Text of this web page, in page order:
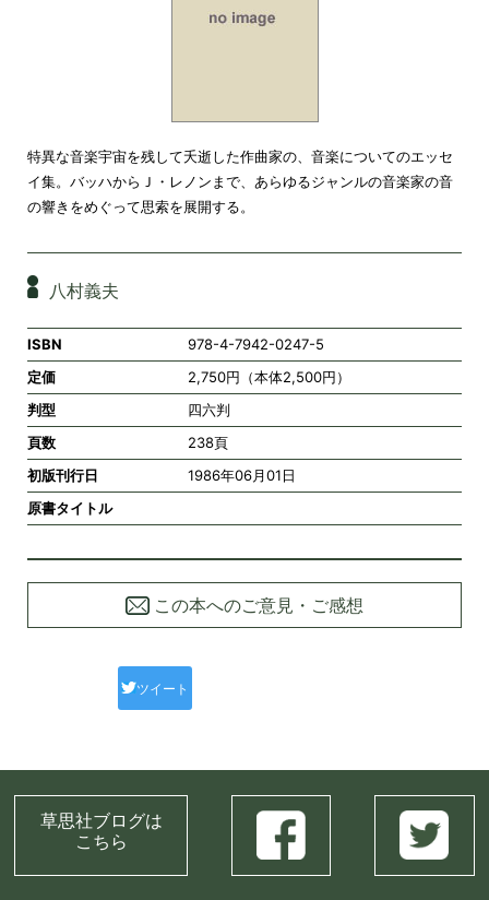
特異な音楽宇宙を残して夭逝した作曲家の、音楽についてのエッセ
イ集。バッハからＪ・レノンまで、あらゆるジャンルの音楽家の音
の響きをめぐって思索を展開する。
八村義夫
ISBN
978-4-7942-0247-5
定価
2,750円（本体2,500円）
判型
四六判
頁数
238頁
初版刊行日
1986年06月01日
原書タイトル
この本へのご意見・ご感想
ツイート
草思社ブログは
こちら